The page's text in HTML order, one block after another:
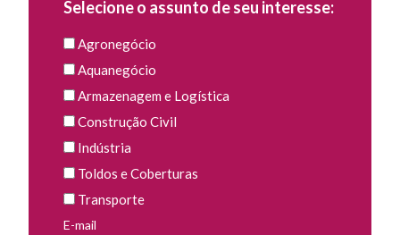
Selecione o assunto de seu interesse:
Agronegócio
Aquanegócio
Armazenagem e Logística
Construção Civil
Indústria
Toldos e Coberturas
Transporte
E-mail